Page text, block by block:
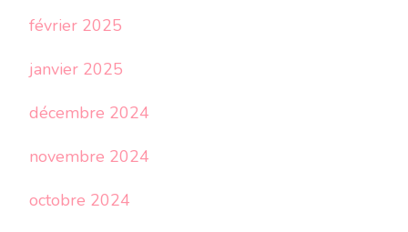
février 2025
janvier 2025
décembre 2024
novembre 2024
octobre 2024